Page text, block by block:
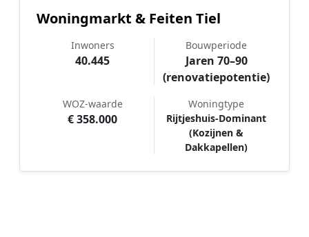
Woningmarkt & Feiten Tiel
Inwoners
40.445
Bouwperiode
Jaren 70–90
(renovatiepotentie)
WOZ-waarde
€ 358.000
Woningtype
Rijtjeshuis-Dominant
(Kozijnen &
Dakkapellen)